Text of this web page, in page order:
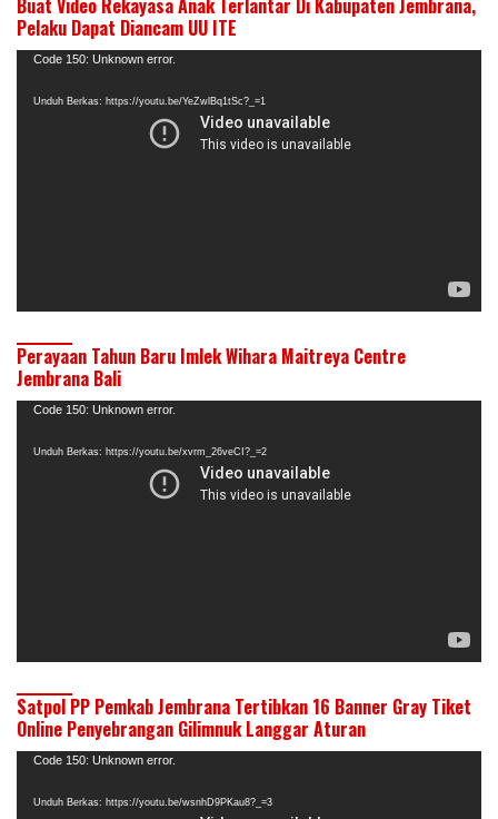
Pelaku Dapat Diancam UU ITE
Pemutar
Code 150: Unknown error.
Unduh Berkas: https://youtu.be/YeZwlBq1tSc?_=1
Perayaan Tahun Baru Imlek Wihara Maitreya Centre
Jembrana Bali
Pemutar
Code 150: Unknown error.
Unduh Berkas: https://youtu.be/xvrm_26veCI?_=2
Satpol PP Pemkab Jembrana Tertibkan 16 Banner Gray Tiket
Online Penyebrangan Gilimnuk Langgar Aturan
Pemutar
Code 150: Unknown error.
Unduh Berkas: https://youtu.be/wsnhD9PKau8?_=3